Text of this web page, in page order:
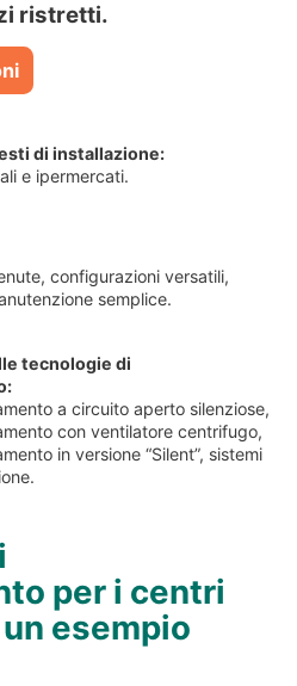
ristretti.
di installazione:
e ipermercati.
configurazioni versatili,
semplice.
tecnologie di
a circuito aperto silenziose,
con ventilatore centrifugo,
in versione “Silent”, sistemi
per i centri
esempio